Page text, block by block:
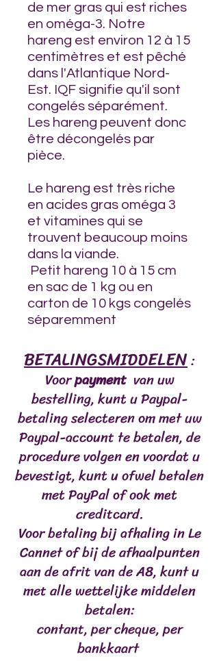
de mer gras qui est riches
en oméga-3. Notre
hareng est environ 12 à 15
centimètres et est pêché
dans l'Atlantique Nord-
Est. IQF signifie qu'il sont
congelés séparément.
Les hareng peuvent donc
être décongelés par
pièce.
Le hareng est très riche
en acides gras oméga 3
et vitamines qui se
trouvent beaucoup moins
dans la viande.
Petit hareng 10 à 15 cm
en sac de 1 kg ou en
carton de 10 kgs congelés
séparemment
BETALINGSMIDDELEN:
Voorpayment van uw
bestelling, kunt u Paypal-
betaling selecteren om met uw
Paypal-account te betalen, de
procedure volgen en voordat u
bevestigt, kunt u ofwel betalen
met PayPal of ook met
creditcard.
Voor betaling bij afhaling in Le
Cannet of bij de afhaalpunten
aan de afrit van de A8, kunt u
met alle wettelijke middelen
betalen:
contant, per cheque, per
bankkaart